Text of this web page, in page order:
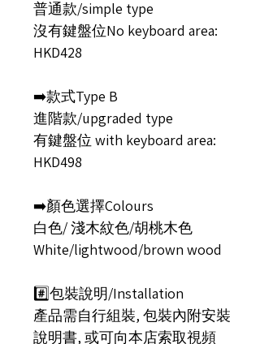
普通款/simple type
沒有鍵盤位No keyboard area:
HKD428
➡️款式Type B
進階款/upgraded type
有鍵盤位 with keyboard area:
HKD498
➡️顏色選擇Colours
白色/ 淺木紋色/胡桃木色
White/lightwood/brown wood
#️⃣包裝說明/Installation
產品需自行組裝, 包裝內附安裝
說明書, 或可向本店索取視頻